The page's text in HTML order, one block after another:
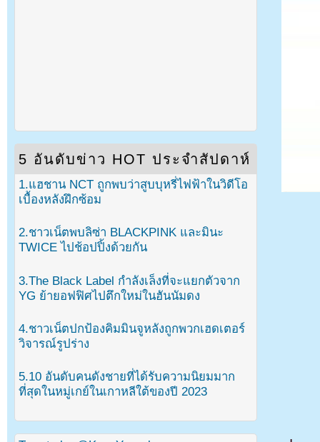
5 อันดับข่าว HOT ประจำสัปดาห์
1.แฮชาน NCT ถูกพบว่าสูบบุหรี่ไฟฟ้าในวิดีโอ
เบื้องหลังฝึกซ้อม
2.ชาวเน็ตพบลิซ่า BLACKPINK และมินะ
TWICE ไปช้อปปิ้งด้วยกัน
3.The Black Label กำลังเล็งที่จะแยกตัวจาก
YG ย้ายอฟฟิศไปตึกใหม่ในฮันนัมดง
4.ชาวเน็ตปกป้องคิมมินจูหลังถูกพวกเฮดเตอร์
วิจารณ์รูปร่าง
5.10 อันดับคนดังชายที่ได้รับความนิยมมาก
ที่สุดในหมู่เกย์ในเกาหลีใต้ของปี 2023